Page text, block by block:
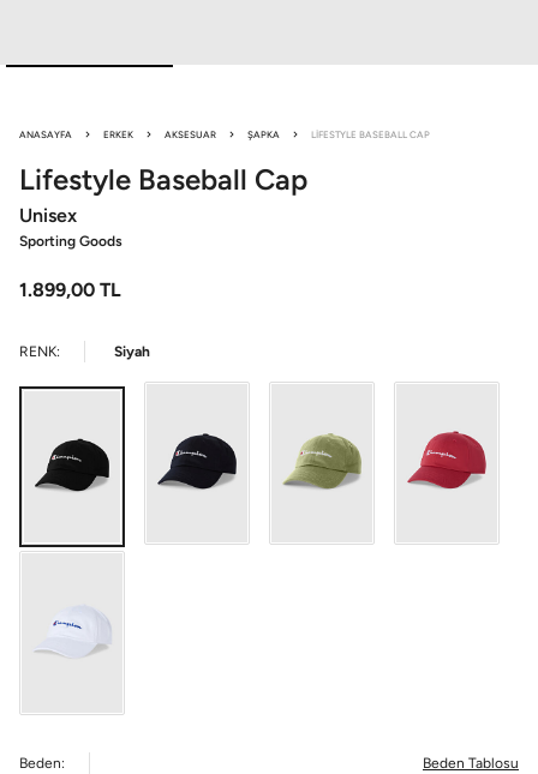
ANASAYFA ERKEK AKSESUAR ŞAPKA LIFESTYLE BASEBALL CAP
Lifestyle Baseball Cap
Unisex
Sporting Goods
1.899,00 TL
RENK: Siyah
Beden: Beden Tablosu